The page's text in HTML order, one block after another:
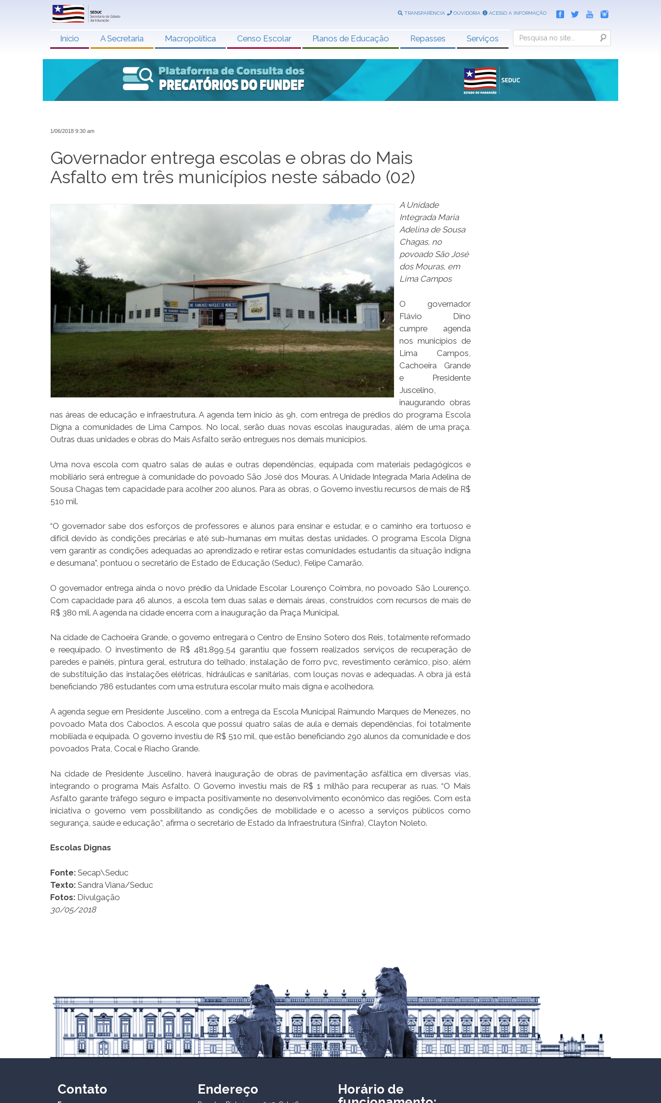
TRANSPARÊNCIA OUVIDORIA ACESSO A INFORMAÇÃO
Início A Secretaria Macropolítica Censo Escolar Planos de Educação Repasses Serviços Search
1/06/2018 9:30 am
Governador entrega escolas e obras do Mais
Asfalto em três municípios neste sábado (02)
A Unidade
Integrada Maria
Adelina de Sousa
Chagas, no
povoado São José
dos Mouras, em
Lima Campos
O governador
Flávio Dino
cumpre agenda
nos municípios de
Lima Campos,
Cachoeira Grande
e Presidente
Juscelino,
inaugurando obras
nas áreas de educação e infraestrutura. A agenda tem início às 9h, com entrega de prédios do programa Escola
Digna a comunidades de Lima Campos. No local, serão duas novas escolas inauguradas, além de uma praça.
Outras duas unidades e obras do Mais Asfalto serão entregues nos demais municípios.
Uma nova escola com quatro salas de aulas e outras dependências, equipada com materiais pedagógicos e
mobiliário será entregue à comunidade do povoado São José dos Mouras. A Unidade Integrada Maria Adelina de
Sousa Chagas tem capacidade para acolher 200 alunos. Para as obras, o Governo investiu recursos de mais de R$
510 mil.
“O governador sabe dos esforços de professores e alunos para ensinar e estudar, e o caminho era tortuoso e
difícil devido às condições precárias e até sub-humanas em muitas destas unidades. O programa Escola Digna
vem garantir as condições adequadas ao aprendizado e retirar estas comunidades estudantis da situação indigna
e desumana”, pontuou o secretário de Estado de Educação (Seduc), Felipe Camarão.
O governador entrega ainda o novo prédio da Unidade Escolar Lourenço Coimbra, no povoado São Lourenço.
Com capacidade para 46 alunos, a escola tem duas salas e demais áreas, construídos com recursos de mais de
R$ 380 mil. A agenda na cidade encerra com a inauguração da Praça Municipal.
Na cidade de Cachoeira Grande, o governo entregará o Centro de Ensino Sotero dos Reis, totalmente reformado
e reequipado. O investimento de R$ 481.899,54 garantiu que fossem realizados serviços de recuperação de
paredes e painéis, pintura geral, estrutura do telhado, instalação de forro pvc, revestimento cerâmico, piso, além
de substituição das instalações elétricas, hidráulicas e sanitárias, com louças novas e adequadas. A obra já está
beneficiando 786 estudantes com uma estrutura escolar muito mais digna e acolhedora.
A agenda segue em Presidente Juscelino, com a entrega da Escola Municipal Raimundo Marques de Menezes, no
povoado Mata dos Caboclos. A escola que possui quatro salas de aula e demais dependências, foi totalmente
mobiliada e equipada. O governo investiu de R$ 510 mil, que estão beneficiando 290 alunos da comunidade e dos
povoados Prata, Cocal e Riacho Grande.
Na cidade de Presidente Juscelino, haverá inauguração de obras de pavimentação asfáltica em diversas vias,
integrando o programa Mais Asfalto. O Governo investiu mais de R$ 1 milhão para recuperar as ruas. “O Mais
Asfalto garante tráfego seguro e impacta positivamente no desenvolvimento econômico das regiões. Com esta
iniciativa o governo vem possibilitando as condições de mobilidade e o acesso a serviços públicos como
segurança, saúde e educação”, afirma o secretário de Estado da Infraestrutura (Sinfra), Clayton Noleto.
Escolas Dignas
Fonte: Secap\Seduc
Texto: Sandra Viana/Seduc
Fotos: Divulgação
30/05/2018
Contato Endereço
Horário de